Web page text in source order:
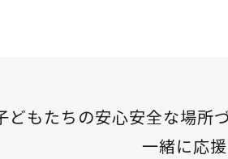
どもたちの安心安全な場所づ
一緒に応